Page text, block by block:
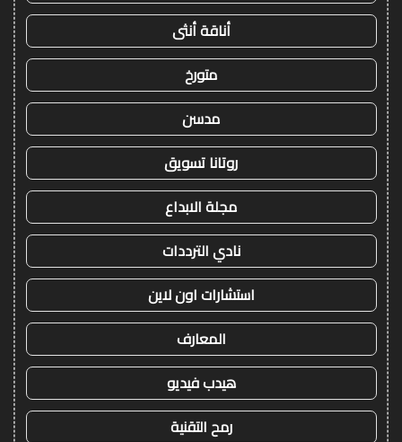
أناقة أنثى
متورخ
مدسن
روتانا تسويق
مجلة الابداع
نادي الترددات
استشارات اون لاين
المعارف
هيدب فيديو
رمح التقنية